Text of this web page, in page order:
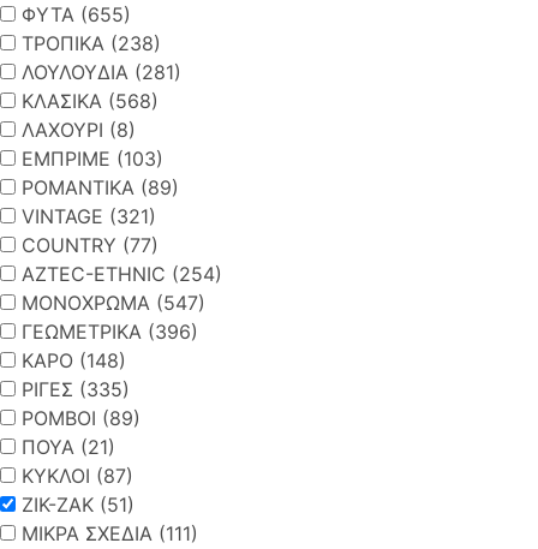
ΦΥΤΑ (655)
ΤΡΟΠΙΚΑ (238)
ΛΟΥΛΟΥΔΙΑ (281)
ΚΛΑΣΙΚΑ (568)
ΛΑΧΟΥΡΙ (8)
ΕΜΠΡΙΜΕ (103)
ΡΟΜΑΝΤΙΚΑ (89)
VINTAGE (321)
COUNTRY (77)
AZTEC-ETHNIC (254)
ΜΟΝΟΧΡΩΜΑ (547)
ΓΕΩΜΕΤΡΙΚΑ (396)
ΚΑΡΟ (148)
ΡΙΓΕΣ (335)
ΡΟΜΒΟΙ (89)
ΠΟΥΑ (21)
ΚΥΚΛΟΙ (87)
ΖΙΚ-ΖΑΚ (51)
ΜΙΚΡΑ ΣΧΕΔΙΑ (111)